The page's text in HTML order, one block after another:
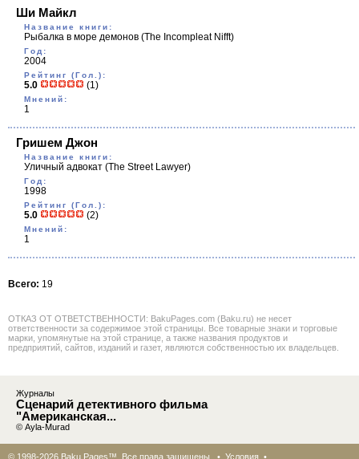
Ши Майкл
Название книги:
Рыбалка в море демонов (The Incompleat Nifft)
Год:
2004
Рейтинг (Гол.):
5.0 (1)
Мнений:
1
Гришем Джон
Название книги:
Уличный адвокат (The Street Lawyer)
Год:
1998
Рейтинг (Гол.):
5.0 (2)
Мнений:
1
Всего: 19
ОТКАЗ ОТ ОТВЕТСТВЕННОСТИ: BakuPages.com (Baku.ru) не несет
ответственности за содержимое этой страницы. Все товарные знаки и торговые
марки, упомянутые на этой странице, а также названия продуктов и
предприятий, сайтов, изданий и газет, являются собственностью их владельцев.
Журналы
Сценарий детективного фильма
"Американская...
© Ayla-Murad
© 1998-2026 Baku Pages™. Все права защищены • Условия •